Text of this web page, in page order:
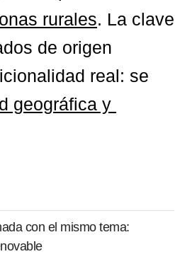
rurales. La clave
de origen
real: se
geográfica y
con el mismo tema: